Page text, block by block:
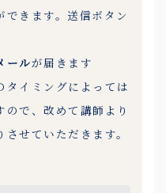
きます。送信ボタン
ールが届きます
イミングによっては
で、改めて講師より
させていただきます。